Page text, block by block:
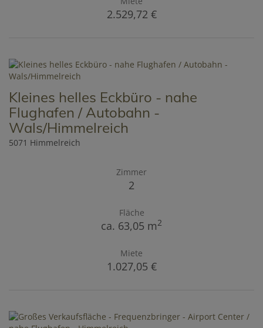
2.529,72 €
Kleines helles Eckbüro - nahe
Flughafen / Autobahn -
Wals/Himmelreich
5071 Himmelreich
Zimmer
2
Fläche
ca. 63,05 m2
Miete
1.027,05 €